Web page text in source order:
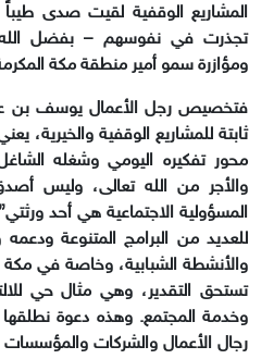
المشاريع الوقفية لقيت صدى
تجذرت في نفوسهم – بفضل الله
ومؤازرة سمو أمير منطقة مكة
فتخصيص رجل الأعمال يوسف بن
ثابتة للمشاريع الوقفية والخيرية،
محور تفكيره اليومي وشغله
والأجر من الله تعالى، وليس
المسؤولية الاجتماعية هي أحد
للعديد من البرامج المتنوعة ودعمه
والأنشطة الشبابية، وخاصة في مكة
تستحق التقدير، وهي مثال حي
وخدمة المجتمع. وهذه دعوة
رجال الأعمال والشركات والمؤسسات